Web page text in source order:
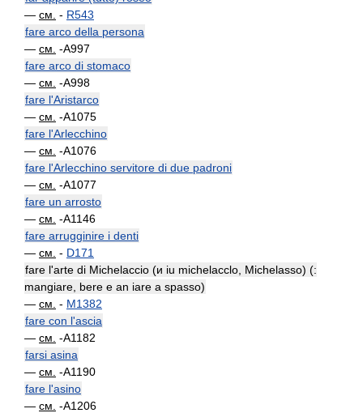
— см. - R543
fare arco della persona
— см. -A997
fare arco di stomaco
— см. -A998
fare l'Aristarco
— см. -A1075
fare l'Arlecchino
— см. -A1076
fare l'Arlecchino servitore di due padroni
— см. -A1077
fare un arrosto
— см. -A1146
fare arrugginire i denti
— см. - D171
fare l'arte di Michelaccio (и iu michelacclo, Michelasso) (:
mangiare, bere e an iare a spasso)
— см. - M1382
fare con l'ascia
— см. -A1182
farsi asina
— см. -A1190
fare l'asino
— см. -A1206